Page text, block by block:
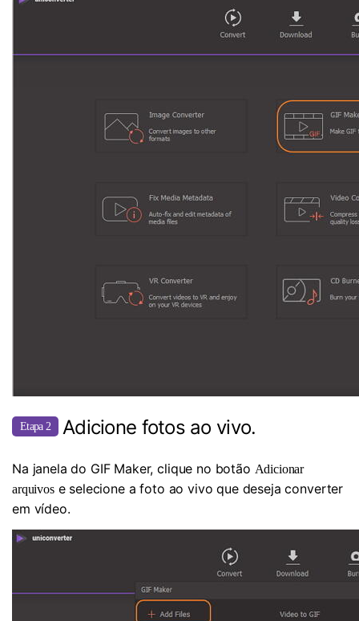
Etapa 2 Adicione fotos ao vivo.
Na janela do GIF Maker, clique no botão Adicionar
arquivose selecione a foto ao vivo que deseja converter
em vídeo.